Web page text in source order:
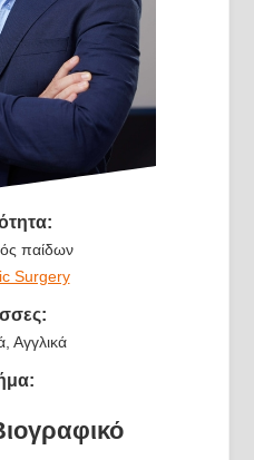
παίδων
Surgery
Αγγλικά